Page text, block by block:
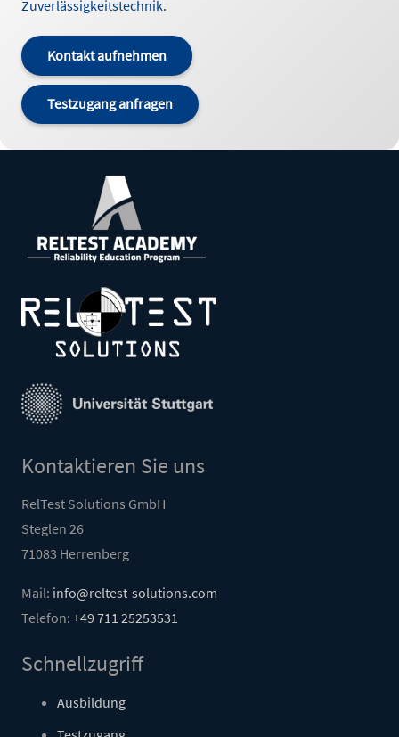
Zuverlässigkeitstechnik.
Kontakt aufnehmen
Testzugang anfragen
Kontaktieren Sie uns
RelTest Solutions GmbH
Steglen 26
71083 Herrenberg
Mail: info@reltest-solutions.com
Telefon: +49 711 25253531
Schnellzugriff
Ausbildung